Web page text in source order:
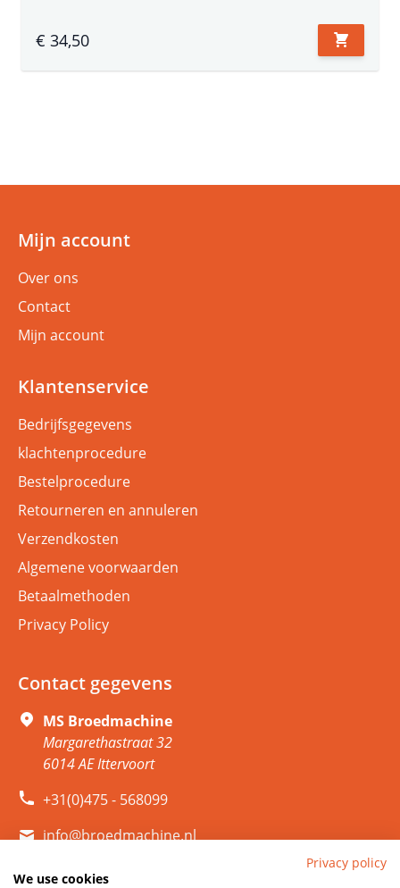
€ 34,50
Mijn account
Over ons
Contact
Mijn account
Klantenservice
Bedrijfsgegevens
klachtenprocedure
Bestelprocedure
Retourneren en annuleren
Verzendkosten
Algemene voorwaarden
Betaalmethoden
Privacy Policy
Contact gegevens
MS Broedmachine
Margarethastraat 32
6014 AE Ittervoort
+31(0)475 - 568099
info@broedmachine.nl
Privacy policy
We use cookies